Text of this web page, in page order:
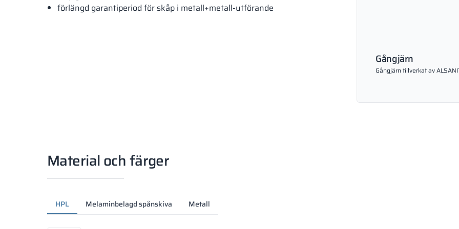
förlängd garantiperiod för skåp i metall+metall-utförande
Gångjärn
Gångjärn tillverkat av
Material och färger
HPL Melaminbelagd spånskiva Metall